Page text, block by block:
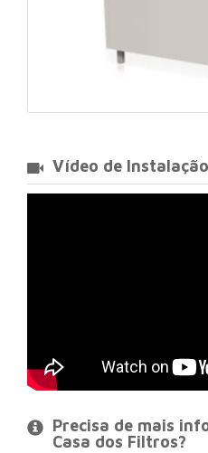
Vídeo de Instalação
Precisa de mais
Casa dos Filtros?